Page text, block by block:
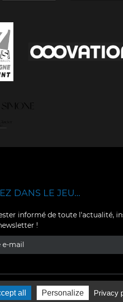
DANS LE JEU...
informé de toute l'actualité,
!
all Personalize Privacy